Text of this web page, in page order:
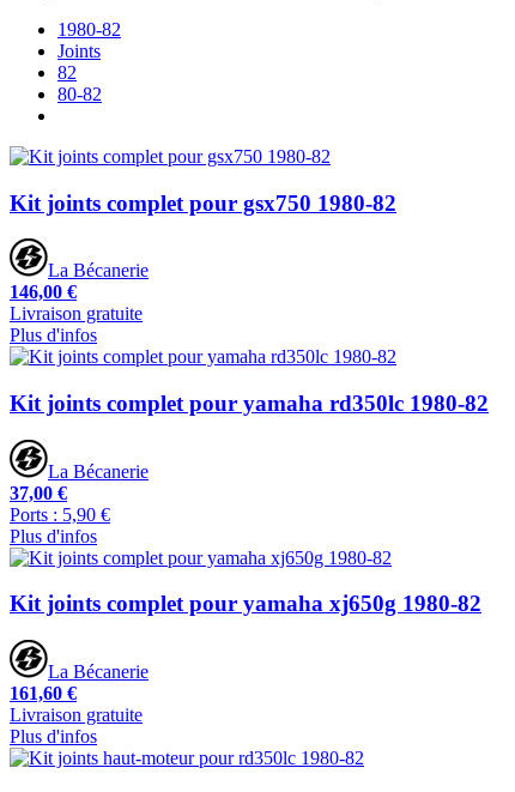
1980-82
Joints
82
80-82
Kit joints complet pour gsx750 1980-82
La Bécanerie
146,00 €
Livraison gratuite
Plus d'infos
Kit joints complet pour yamaha rd350lc 1980-82
La Bécanerie
37,00 €
Ports : 5,90 €
Plus d'infos
Kit joints complet pour yamaha xj650g 1980-82
La Bécanerie
161,60 €
Livraison gratuite
Plus d'infos